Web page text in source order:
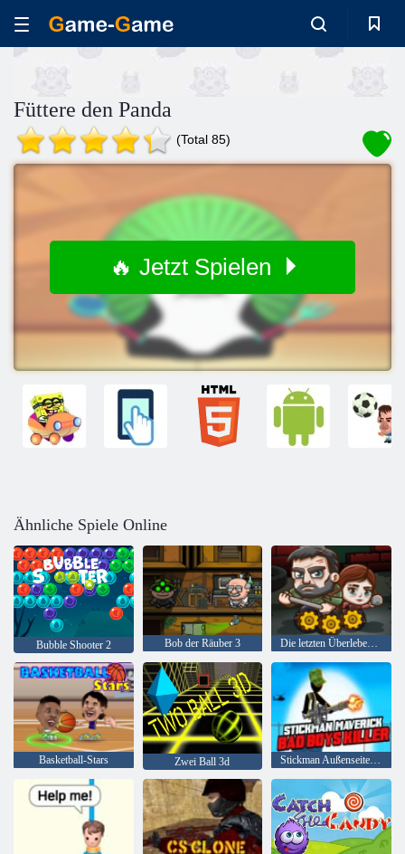
Füttere den Panda
(Total 85)
🔥 Jetzt Spielen
Ähnliche Spiele Online
Bubble Shooter 2 Bob der Räuber 3 Die letzten Überlebenden
Basketball-Stars Zwei Ball 3d Stickman Außenseiter Bad Boys Mörder